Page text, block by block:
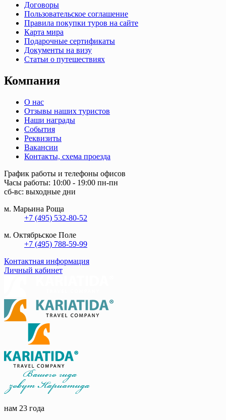
Договоры
Пользовательское соглашение
Правила покупки туров на сайте
Карта мира
Подарочные сертификаты
Документы на визу
Статьи о путешествиях
Компания
О нас
Отзывы наших туристов
Наши награды
События
Реквизиты
Вакансии
Контакты, схема проезда
График работы и телефоны офисов
Часы работы: 10:00 - 19:00 пн-пн
сб-вс: выходные дни
м. Марьина Роща
+7 (495) 532-80-52
м. Октябрьское Поле
+7 (495) 788-59-99
Контактная информация
Личный кабинет
нам 23 года